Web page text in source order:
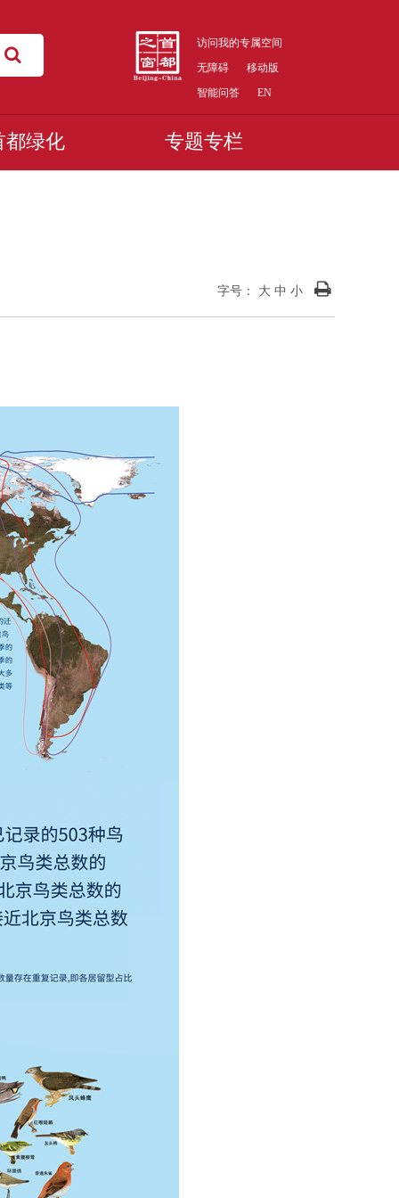
访问我的专属空间
无障碍
移动版
智能问答
EN
都绿化 专题专栏
字号： 大 中 小